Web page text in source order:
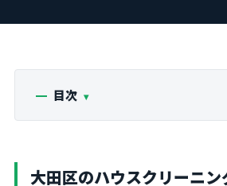
目次
大田区のハウスクリーニ